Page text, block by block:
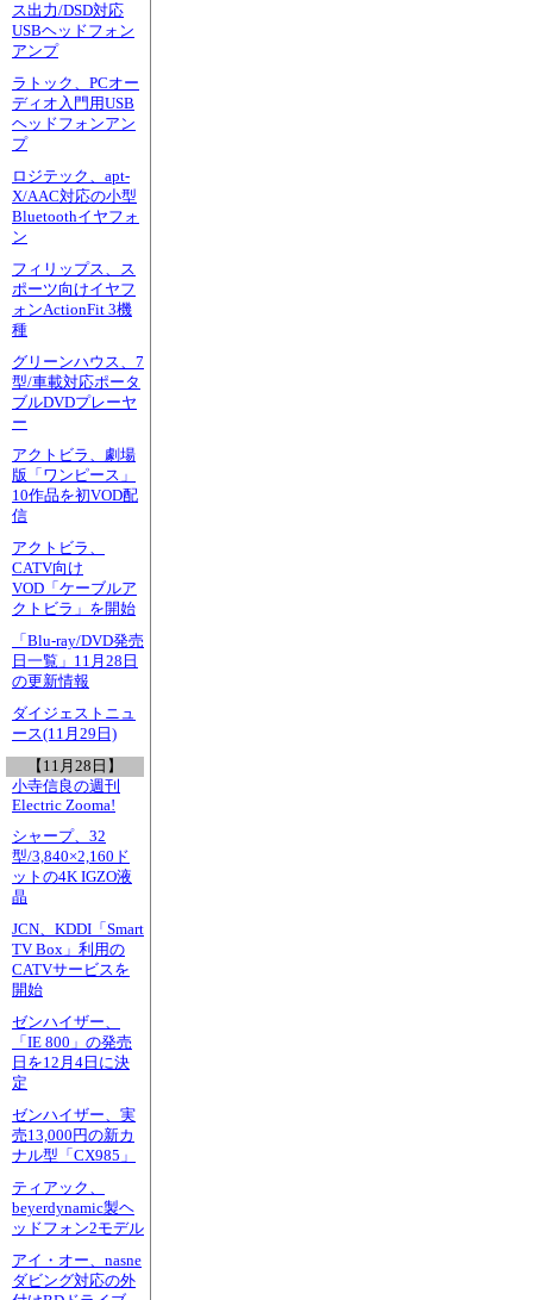
ス出力/DSD対応
USBヘッドフォン
アンプ
ラトック、PCオー
ディオ入門用USB
ヘッドフォンアン
プ
ロジテック、apt-
X/AAC対応の小型
Bluetoothイヤフォ
ン
フィリップス、ス
ポーツ向けイヤフ
ォンActionFit 3機
種
グリーンハウス、7
型/車載対応ポータ
ブルDVDプレーヤ
ー
アクトビラ、劇場
版「ワンピース」
10作品を初VOD配
信
アクトビラ、
CATV向け
VOD「ケーブルア
クトビラ」を開始
「Blu-ray/DVD発売
日一覧」11月28日
の更新情報
ダイジェストニュ
ース(11月29日)
【11月28日】
小寺信良の週刊
Electric Zooma!
シャープ、32
型/3,840×2,160ド
ットの4K IGZO液
晶
JCN、KDDI「Smart
TV Box」利用の
CATVサービスを
開始
ゼンハイザー、
「IE 800」の発売
日を12月4日に決
定
ゼンハイザー、実
売13,000円の新カ
ナル型「CX985」
ティアック、
beyerdynamic製ヘ
ッドフォン2モデル
アイ・オー、nasne
ダビング対応の外